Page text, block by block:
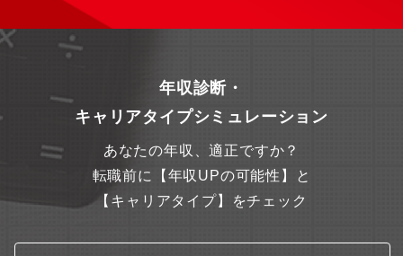
年収診断・
キャリアタイプシミュレーション
あなたの年収、適正ですか？
転職前に【年収UPの可能性】と
【キャリアタイプ】をチェック